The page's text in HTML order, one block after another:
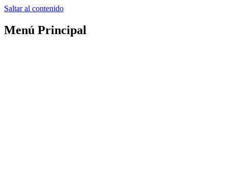
Saltar al contenido
Menú Principal